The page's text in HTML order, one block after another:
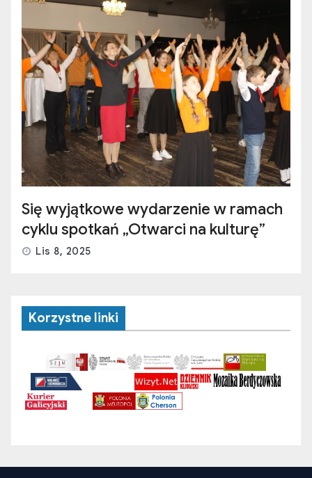
Się wyjątkowe wydarzenie w ramach
cyklu spotkań „Otwarci na kulturę”
Lis 8, 2025
Korzystne linki